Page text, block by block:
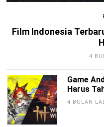
Film Indonesia
4
Game
Harus
4 BULAN